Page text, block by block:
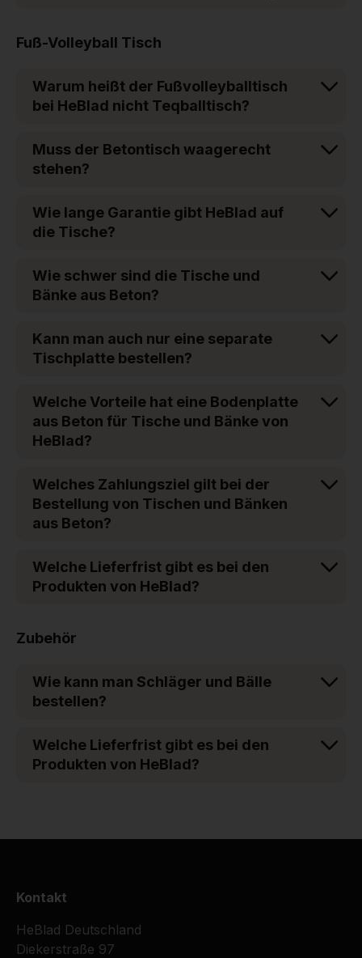
Fuß-Volleyball Tisch
Warum heißt der Fußvolleyballtisch
bei HeBlad nicht Teqballtisch?
Muss der Betontisch waagerecht
stehen?
Wie lange Garantie gibt HeBlad auf
die Tische?
Wie schwer sind die Tische und
Bänke aus Beton?
Kann man auch nur eine separate
Tischplatte bestellen?
Welche Vorteile hat eine Bodenplatte
aus Beton für Tische und Bänke von
HeBlad?
Welches Zahlungsziel gilt bei der
Bestellung von Tischen und Bänken
aus Beton?
Welche Lieferfrist gibt es bei den
Produkten von HeBlad?
Zubehör
Wie kann man Schläger und Bälle
bestellen?
Welche Lieferfrist gibt es bei den
Produkten von HeBlad?
Kontakt
HeBlad Deutschland
Diekerstraße 97